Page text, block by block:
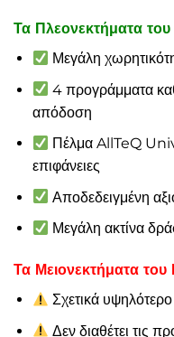
Τα Πλεονεκτήματα του
Μεγάλη
4 προγράμματα
απόδοση
Πέλμα AllTeQ
επιφάνειες
Αποδεδειγμένη
Μεγάλη ακτίνα
Τα Μειονεκτήματα του
Σχετικά
Δεν διαθέτει τις